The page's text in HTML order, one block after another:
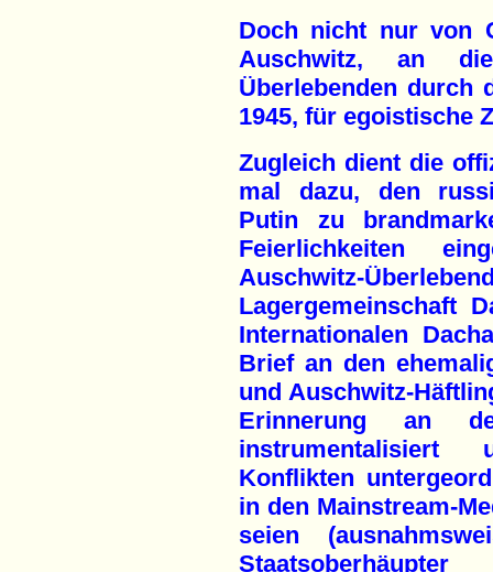
Doch nicht nur von
Auschwitz, an
Überlebenden durch
1945, für egoistische
Zugleich dient die
mal dazu, den
Putin zu
Feierlichkeiten
Auschwitz-
Lagergemeinschaft
Internationalen
Brief an den
und Auschwitz-
Erinnerung an
instrumentalisiert
Konflikten
in den Mainstream-
seien